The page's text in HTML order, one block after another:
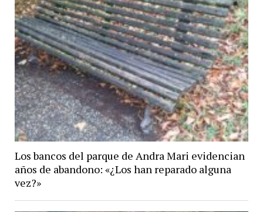
Los bancos del parque de Andra Mari evidencian
años de abandono: «¿Los han reparado alguna
vez?»